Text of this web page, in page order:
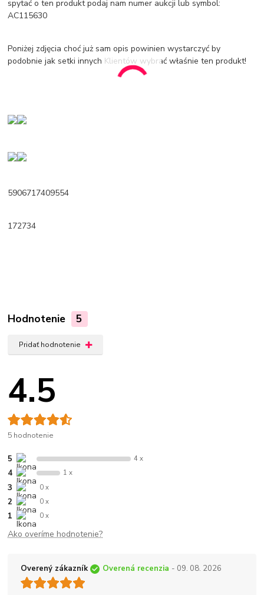
spytać o ten produkt podaj nam numer aukcji lub symbol:
AC115630
Poniżej zdjęcia choć już sam opis powinien wystarczyć by
podobnie jak setki innych Klientów wybrać właśnie ten produkt!
5906717409554
172734
Hodnotenie 5
Pridať hodnotenie
4.5
5 hodnotenie
5 4 x
4 1 x
3 0 x
2 0 x
1 0 x
Ako overíme hodnotenie?
Overený zákazník Overená recenzia - 09. 08. 2026